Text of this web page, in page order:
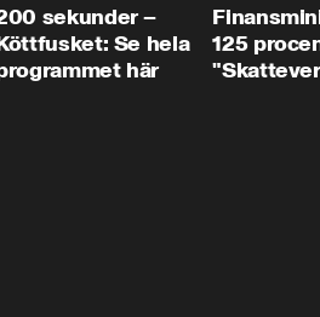
sekunder –
Se hela
här
125